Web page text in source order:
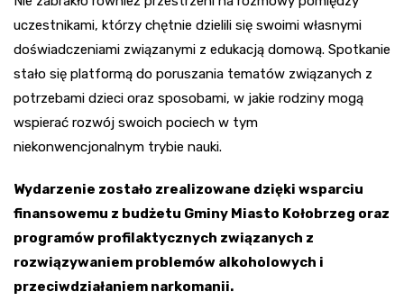
uczestnikami, którzy chętnie dzielili się swoimi własnymi
doświadczeniami związanymi z edukacją domową. Spotkanie
stało się platformą do poruszania tematów związanych z
potrzebami dzieci oraz sposobami, w jakie rodziny mogą
wspierać rozwój swoich pociech w tym
niekonwencjonalnym trybie nauki.
Wydarzenie zostało zrealizowane dzięki wsparciu
finansowemu z budżetu Gminy Miasto Kołobrzeg oraz
programów profilaktycznych związanych z
rozwiązywaniem problemów alkoholowych i
przeciwdziałaniem narkomanii.